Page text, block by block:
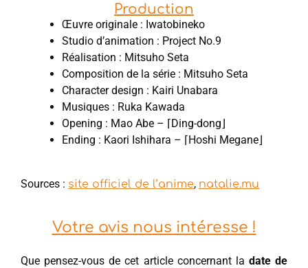
Production
Œuvre originale : Iwatobineko
Studio d’animation : Project No.9
Réalisation : Mitsuho Seta
Composition de la série : Mitsuho Seta
Character design : Kairi Unabara
Musiques : Ruka Kawada
Opening : Mao Abe – ⌈Ding-dong⌋
Ending : Kaori Ishihara – ⌈Hoshi Megane⌋
Sources : site officiel de l’anime, natalie.mu
Votre avis nous intéresse !
Que pensez-vous de cet article concernant la date de